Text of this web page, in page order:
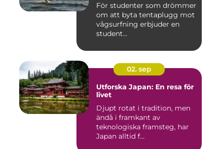
För studenter som drömmer
om att byta tentaplugg mot
vågsurfning erbjuder en
student...
02. sep
Utforska Japan: En resa för
livet
Djupt rotat i tradition, men
ändå i framkant av
teknologiska framsteg, har
Japan alltid f...